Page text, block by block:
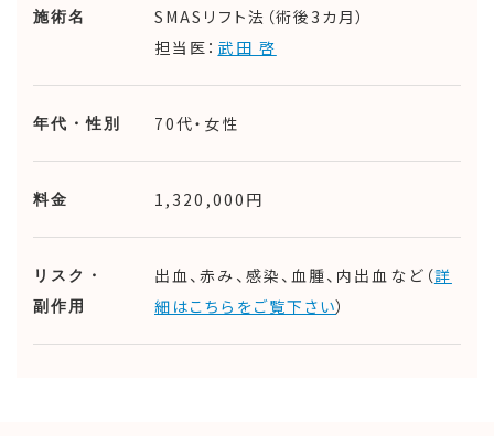
施術名
SMASリフト法（術後3カ月）
担当医： 武田 啓
年代・性別 70代・女性
料金 1,320,000円
リスク・
副作用
出血、赤み、感染、血腫、内出血など（詳
細はこちらをご覧下さい）